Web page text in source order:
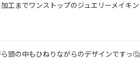
工までワンストップのジュエリーメイキン
頭の中もひねりながらのデザインですっ🤔